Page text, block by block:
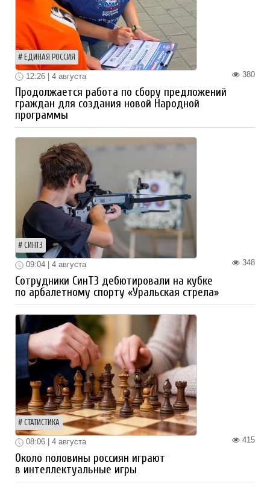
ЕДИНАЯ РОССИЯ
380
12:26 | 4 августа
Продолжается работа по сбору предложений
граждан для создания новой Народной
программы
СИНТЗ
348
09:04 | 4 августа
Сотрудники СинТЗ дебютировали на кубке
по арбалетному спорту «Уральская стрела»
СТАТИСТИКА
415
08:06 | 4 августа
Около половины россиян играют
в интеллектуальные игры